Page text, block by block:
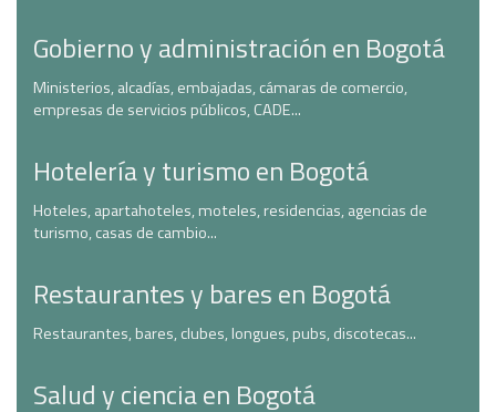
Gobierno y administración en Bogotá
Ministerios, alcadías, embajadas, cámaras de comercio,
empresas de servicios públicos, CADE...
Hotelería y turismo en Bogotá
Hoteles, apartahoteles, moteles, residencias, agencias de
turismo, casas de cambio...
Restaurantes y bares en Bogotá
Restaurantes, bares, clubes, longues, pubs, discotecas...
Salud y ciencia en Bogotá